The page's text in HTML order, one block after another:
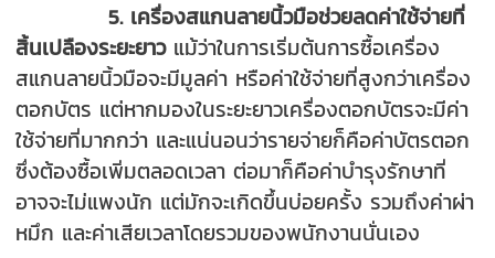
5. เครื่องสแกนลายนิ้วมือช่วยลดค่าใช้จ่ายที่
สิ้นเปลืองระยะยาวแม้ว่าในการเริ่มต้นการซื้อเครื่อง
สแกนลายนิ้วมือจะมีมูลค่า หรือค่าใช้จ่ายที่สูงกว่าเครื่อง
ตอกบัตร แต่หากมองในระยะยาวเครื่องตอกบัตรจะมีค่า
ใช้จ่ายที่มากกว่า และแน่นอนว่ารายจ่ายก็คือค่าบัตรตอก
ซึ่งต้องซื้อเพิ่มตลอดเวลา ต่อมาก็คือค่าบำรุงรักษาที่
อาจจะไม่แพงนัก แต่มักจะเกิดขึ้นบ่อยครั้ง รวมถึงค่าผ่า
หมึก และค่าเสียเวลาโดยรวมของพนักงานนั่นเอง